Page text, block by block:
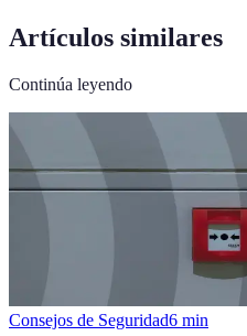
Artículos similares
Continúa leyendo
Consejos de Seguridad6 min